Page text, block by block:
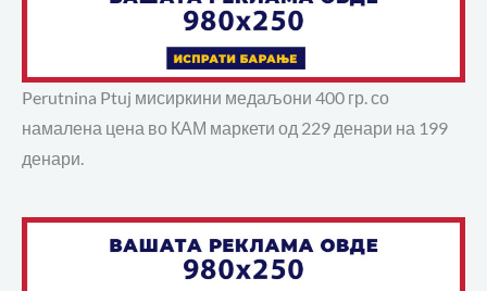
Perutnina Ptuj мисиркини медаљони 400 гр. со
намалена цена во КАМ маркети од 229 денари на 199
денари.